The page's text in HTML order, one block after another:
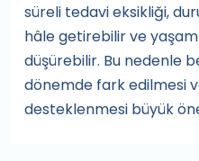
süreli tedavi eksikliği,
hâle getirebilir ve
düşürebilir. Bu nedenle
dönemde fark edilmesi
desteklenmesi büyük